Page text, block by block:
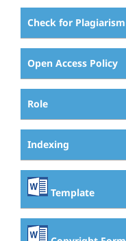
Check for Plagiarism
Open Access Policy
Role
Indexing
Template